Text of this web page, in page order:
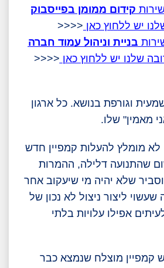
קידום ממומן בפייסבוק
יש ללחוץ כאן <<<<
בניית וניהול עמוד חברה
שלנו יש ללחוץ כאן <<<<
וגורפת בנושא. כל ארגון
מאמין" שלו.
מומלץ להעלות קמפיין חדש
שהתנועה דלילה, ההמרות
שלא יהיה מי שיעקוב אחר
שעשוי ליצור ניצול לא נכון של
אפילו עלויות בלתי
קמפיין מוצלח שנמצא כבר